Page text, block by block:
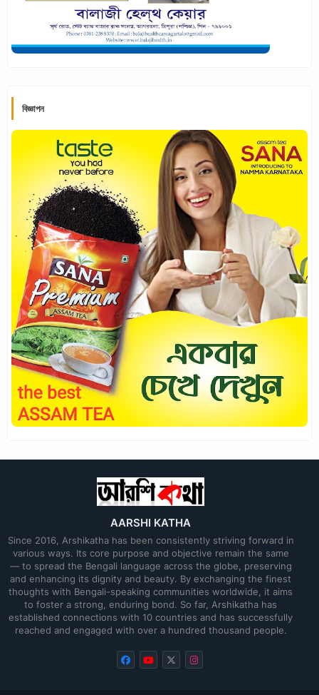
বিজ্ঞাপন
AARSHI KATHA
Since 2016, Arshikatha has been consistently striving forward in
various ways. Its core purpose and objective remain the same
— to spread the Bengali language across the globe, preserving
and enhancing its dignity and beauty. By exchanging the finest
thoughts with Bengali-speaking communities worldwide, it aims
to foster a strong, enduring bond. So far, Arshikatha has
established connections with 10 countries and has successfully
reached and engaged with over a hundred thousand people.